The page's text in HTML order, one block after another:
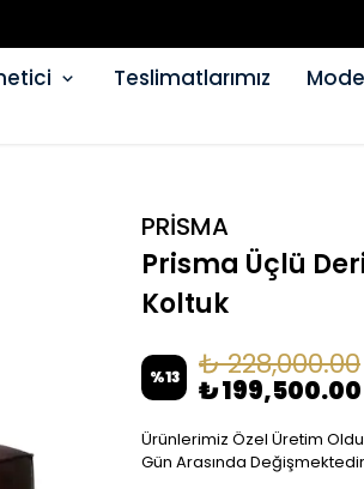
Teslimatlarımız
PRİSMA
Prisma Üçlü
Koltuk
%13 ₺ 228,000.00
₺ 199,500.00
Ürünlerimiz Özel Üretim
Gün Arasında